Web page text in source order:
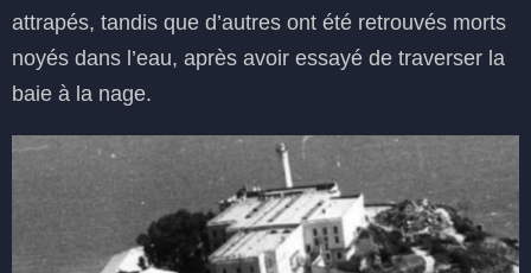
attrapés, tandis que d’autres ont été retrouvés morts
noyés dans l’eau, après avoir essayé de traverser la
baie à la nage.